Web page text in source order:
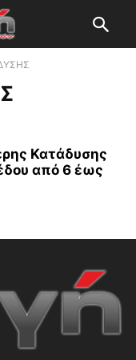
Κατάδυσης
από 6 έως